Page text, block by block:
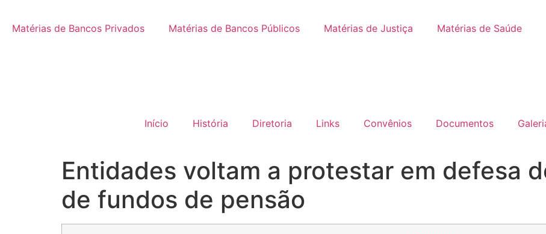
Matérias de Bancos Privados Matérias de Bancos Públicos Matérias de Justiça Matérias de Saúde
Início História Diretoria Links Convênios Documentos
Entidades voltam a protestar em defesa
de fundos de pensão